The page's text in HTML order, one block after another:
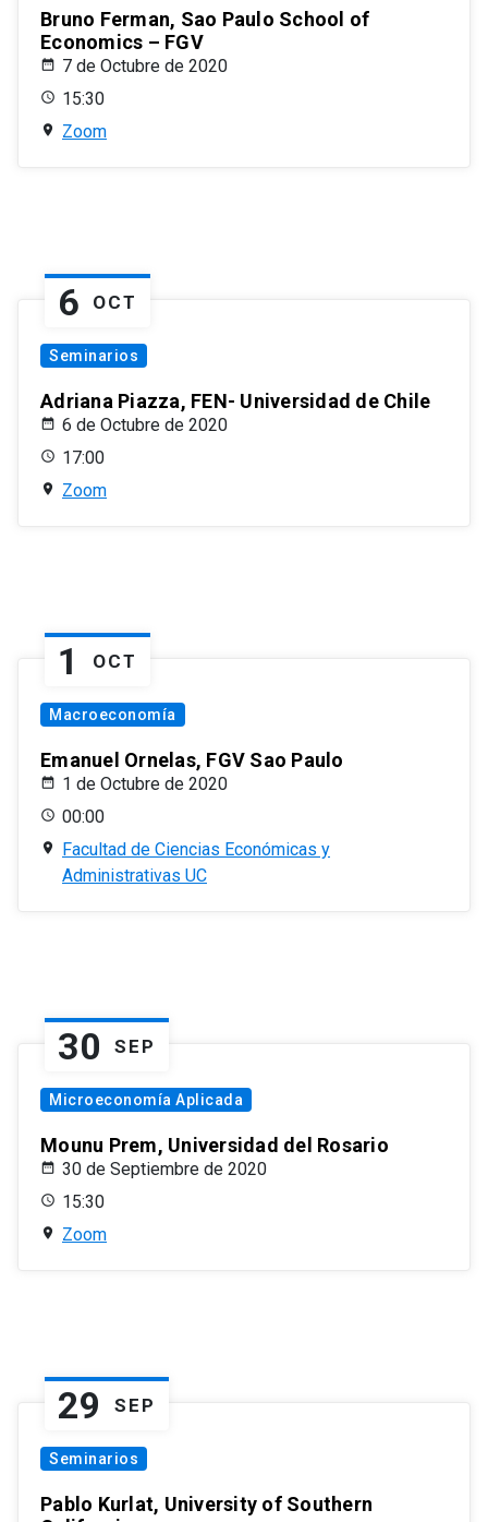
Bruno Ferman, Sao Paulo School of
Economics – FGV
7 de Octubre de 2020
15:30
Zoom
6 OCT
Seminarios
Adriana Piazza, FEN- Universidad de Chile
6 de Octubre de 2020
17:00
Zoom
1 OCT
Macroeconomía
Emanuel Ornelas, FGV Sao Paulo
1 de Octubre de 2020
00:00
Facultad de Ciencias Económicas y
Administrativas UC
30 SEP
Microeconomía Aplicada
Mounu Prem, Universidad del Rosario
30 de Septiembre de 2020
15:30
Zoom
29 SEP
Seminarios
Pablo Kurlat, University of Southern